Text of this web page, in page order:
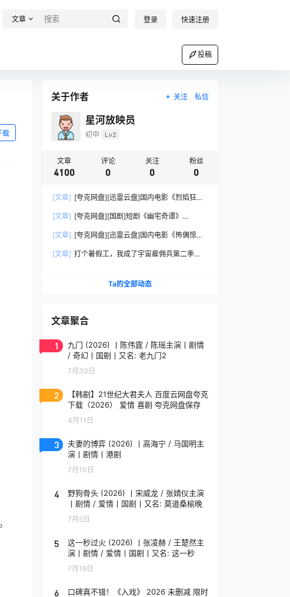
文章 登录 快速注册
投稿
载
关于作者 关注 私信
星河放映员
初中 Lv2
文章
4100
评论
0
关注
0
粉丝
0
[文章] [夸克网盘][迅雷云盘]国内电影《烈焰狂
[文章] [夸克网盘][国剧]短剧《幽宅奇谭》
[文章] [夸克网盘][迅雷云盘]国内电影《怖偶惊
[文章] 打个暑假工，我成了宇宙雇佣兵第二季
Ta的全部动态
文章聚合
1
九门 (2026) 丨陈伟霆 / 陈瑶主演丨剧情
/ 奇幻丨国剧丨又名: 老九门2
7月30日
2
【韩剧】21世纪大君夫人 百度云网盘夸克
下载（2026） 爱情 喜剧 夸克网盘保存
4月11日
3
夫妻的博弈 (2026) 丨高海宁 / 马国明主
演丨剧情丨港剧
7月10日
4
野狗骨头 (2026) 丨宋威龙 / 张婧仪主演
丨剧情 / 爱情丨国剧丨又名: 莫道桑榆晚
7月5日
5
这一秒过火 (2026) 丨张凌赫 / 王楚然主
演丨剧情 / 爱情丨国剧丨又名: 这一秒
7月19日
6
口碑真不错！《入戏》 2026 未删减 限时